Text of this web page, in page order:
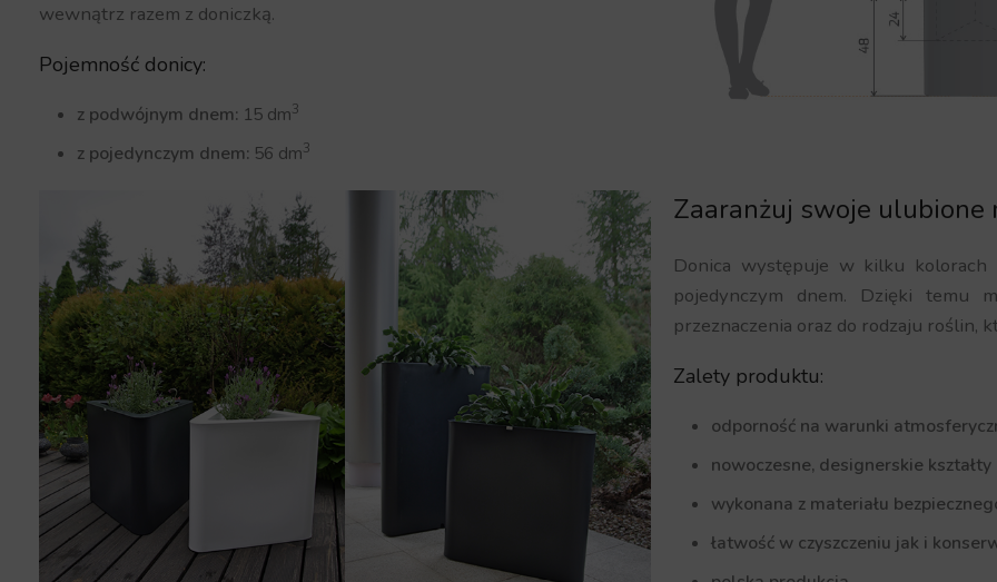
wewnątrz razem z doniczką.
Pojemność donicy:
z podwójnym dnem: 15 dm3
z pojedynczym dnem: 56 dm3
Zaaranżuj swoje ulubione
Donica występuje w kilku
pojedynczym dnem. Dzięki temu
przeznaczenia oraz do rodzaju roślin,
Zalety produktu:
odporność na warunki
nowoczesne, designerskie kształty
wykonana z materiału
łatwość w czyszczeniu jak i